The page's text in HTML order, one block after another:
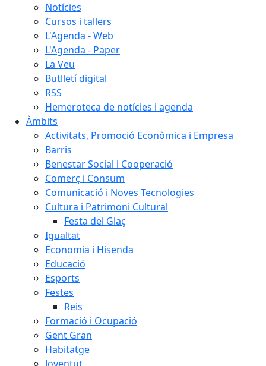
Notícies
Cursos i tallers
L'Agenda - Web
L'Agenda - Paper
La Veu
Butlletí digital
RSS
Hemeroteca de notícies i agenda
Àmbits
Activitats, Promoció Econòmica i Empresa
Barris
Benestar Social i Cooperació
Comerç i Consum
Comunicació i Noves Tecnologies
Cultura i Patrimoni Cultural
Festa del Glaç
Igualtat
Economia i Hisenda
Educació
Esports
Festes
Reis
Formació i Ocupació
Gent Gran
Habitatge